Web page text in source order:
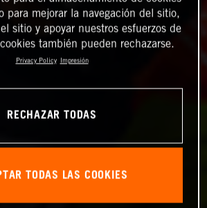
para mejorar la navegación del sitio,
sitio y apoyar nuestros esfuerzos de
también pueden rechazarse.
Privacy Policy Impresión
RECHAZAR TODAS
TODAS LAS COOKIES